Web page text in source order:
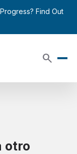
Find Out
search
otro